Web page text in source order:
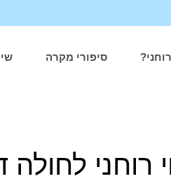
סיפורי מקרה
לחולה